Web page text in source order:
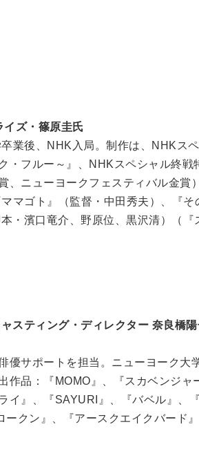
イズ・篠原圭氏
業後、NHK入局。制作は、NHK
フルー～』、NHKスペシャル終戦
、ニューヨークフェスティバル金
マゴト』（監督・中田秀夫）、『
・濱口竜介、野原位、黒沢清）（
スティング・ディレクター 奈良橋
優サポートを担当。ニューヨーク大
作品：『MOMO』、『スカベンジ
イ』、『SAYURI』、『バベル』、
ークン』、『アースクエイクバード